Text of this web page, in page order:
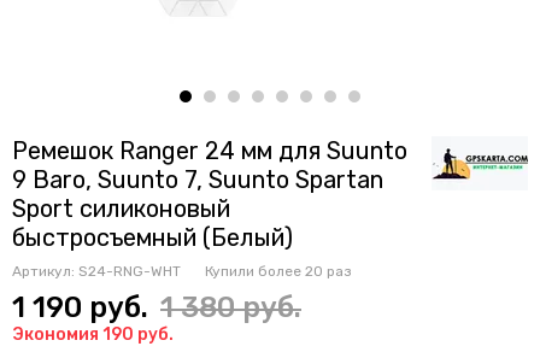
Ремешок Ranger 24 мм для Suunto
9 Baro, Suunto 7, Suunto Spartan
Sport силиконовый
быстросъемный (Белый)
Артикул: S24-RNG-WHT Купили более 20 раз
1 190 руб. 1 380 руб.
Экономия 190 руб.